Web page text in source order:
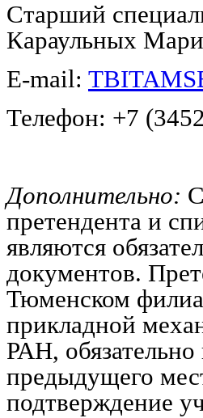
Старший
Караульных
E-mail:
Телефон: +7
Дополнительно:
претендента и
являются
документов.
Тюменском
прикладной
РАН,
предыдущего
подтверждение